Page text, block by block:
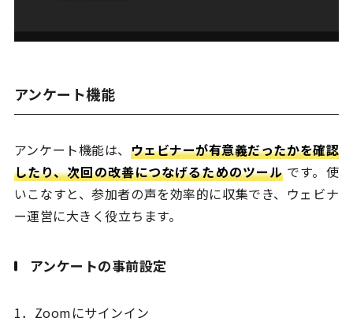
アンケート機能
アンケート機能は、 ウェビナーが有意義だったかを確認
したり、次回の改善につなげるためのツール です。使
いこなすと、参加者の声を効率的に収集でき、ウェビナ
ー運営に大きく役立ちます。
アンケートの事前設定
1．Zoomにサインイン